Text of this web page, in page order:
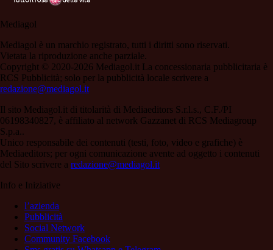
Mediagol
Mediagol è un marchio registrato, tutti i diritti sono riservati.
Vietata la riproduzione anche parziale.
Copyright © 2020-2026 Mediagol.it La concessionaria pubblicitaria è
RCS Pubblicità; solo per la pubblicità locale scrivere a
redazione@mediagol.it
Il sito Mediagol.it di titolarità di Mediaeditors S.r.l.s., C.F./PI
06198340827, è affiliato al network Gazzanet di RCS Mediagroup
S.p.a..
Unico responsabile dei contenuti (testi, foto, video e grafiche) è
Mediaeditors; per ogni comunicazione avente ad oggetto i contenuti
del Sito scrivere a redazione@mediagol.it
Info e Iniziative
l’azienda
Pubblicità
Social Network
Community Facebook